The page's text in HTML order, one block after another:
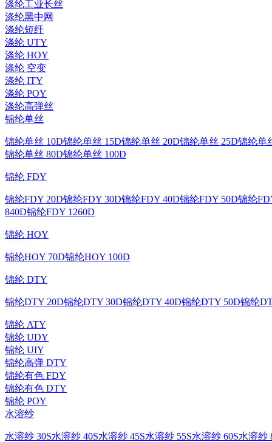
涤纶工业长丝
涤纶黑中网
涤纶短纤
涤纶 UTY
涤纶 HOY
涤纶 空变
涤纶 ITY
涤纶 POY
涤纶高弹丝
锦纶单丝
锦纶单丝 10D锦纶单丝 15D锦纶单丝 20D锦纶单丝 25D锦纶单
锦纶单丝 80D锦纶单丝 100D
锦纶 FDY
锦纶FDY 20D锦纶FDY 30D锦纶FDY 40D锦纶FDY 50D锦纶
840D锦纶FDY 1260D
锦纶 HOY
锦纶HOY 70D锦纶HOY 100D
锦纶 DTY
锦纶DTY 20D锦纶DTY 30D锦纶DTY 40D锦纶DTY 50D锦纶
锦纶 ATY
锦纶 UDY
锦纶 UIY
锦纶高弹 DTY
锦纶有色 FDY
锦纶有色 DTY
锦纶 POY
水溶纱
水溶纱 30S水溶纱 40S水溶纱 45S水溶纱 55S水溶纱 60S水溶纱